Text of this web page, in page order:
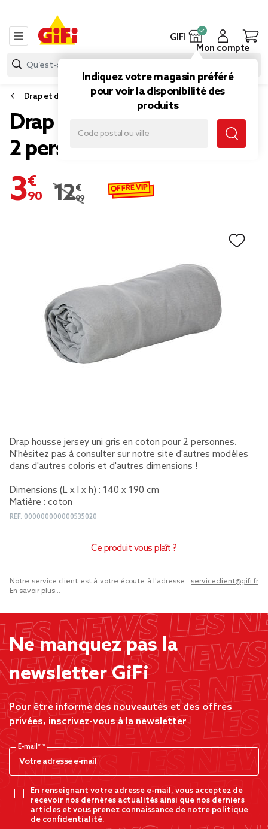
GIFI
Indiquez votre magasin préféré
pour voir la disponibilité des
produits
Mon compte
Drap et drap housse
Drap housse jersey uni gris
2 personnes
3,90 €
Prix remisé de 12,99 € à 3,90 €
12,99 € OFFRE VIP
Drap housse jersey uni gris en coton pour 2 personnes.
N'hésitez pas à consulter sur notre site d'autres modèles
dans d'autres coloris et d'autres dimensions !
Dimensions (L x l x h) : 140 x 190 cm
Matière : coton
REF. 000000000000535020
Ce produit vous plaît ?
Notre service client est à votre écoute à l'adresse : serviceclient@gifi.fr
En savoir plus...
Ne manquez pas la
newsletter GiFi
Pour être informé des nouveautés et des offres
privées, inscrivez-vous à la newsletter
E-mail*
En renseignant votre adresse e-mail, vous acceptez de
recevoir nos dernères actualités ainsi que nos derniers
articles et vous prenez connaissance de notre politique
de confidentialité.